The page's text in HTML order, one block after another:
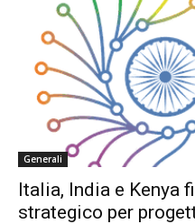
Generali
Italia, India e Kenya
strategico per